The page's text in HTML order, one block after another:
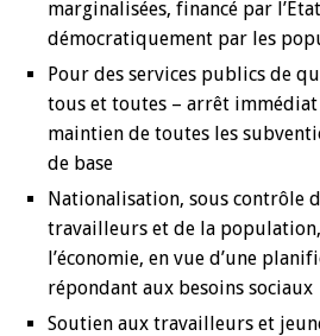
marginalisées, financé par
démocratiquement par les
Pour des services publics de
tous et toutes – arrêt
maintien de toutes les
de base
Nationalisation, sous contrôle
travailleurs et de la
l’économie, en vue d’une
répondant aux besoins sociaux
Soutien aux travailleurs et